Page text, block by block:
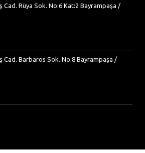
Cad. Rüya Sok. No:6 Kat:2 Bayrampaşa /
Cad. Barbaros Sok. No:8 Bayrampaşa /